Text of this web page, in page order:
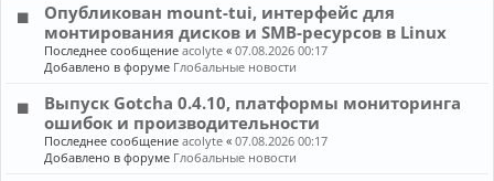
та
ц
я
Опубликован mount-tui, интерфейс для
монтирования дисков и SMB-ресурсов в Linux
Последнее сообщениеacolyte «07.08.2026 00:17
Добавлено в форуме Глобальные новости
Выпуск Gotcha 0.4.10, платформы мониторинга
ошибок и производительности
Последнее сообщениеacolyte «07.08.2026 00:17
Добавлено в форуме Глобальные новости